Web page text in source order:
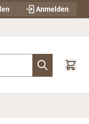
Anmelden